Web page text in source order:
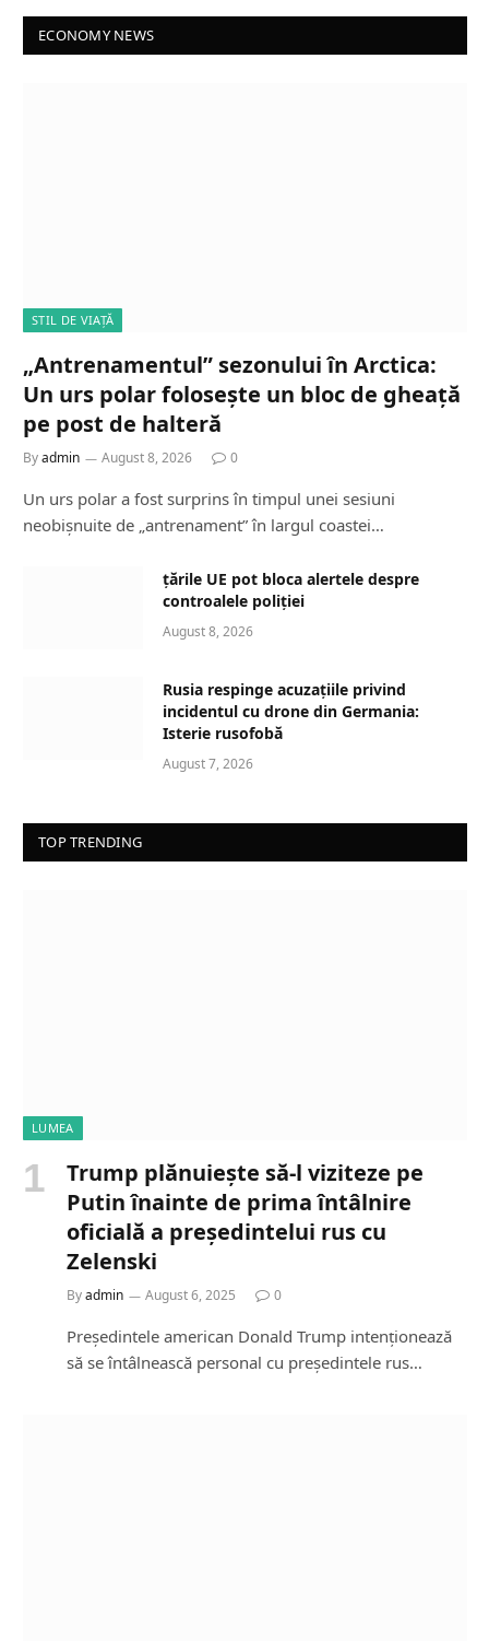
ECONOMY NEWS
STIL DE VIAȚĂ
„Antrenamentul” sezonului în Arctica:
Un urs polar folosește un bloc de gheață
pe post de halteră
Byadmin August 8, 2026 0
Un urs polar a fost surprins în timpul unei sesiuni
neobișnuite de „antrenament” în largul coastei…
țările UE pot bloca alertele despre
controalele poliției
August 8, 2026
Rusia respinge acuzațiile privind
incidentul cu drone din Germania:
Isterie rusofobă
August 7, 2026
TOP TRENDING
LUMEA
Trump plănuiește să-l viziteze pe
Putin înainte de prima întâlnire
oficială a președintelui rus cu
Zelenski
Byadmin August 6, 2025 0
Președintele american Donald Trump intenționează
să se întâlnească personal cu președintele rus…